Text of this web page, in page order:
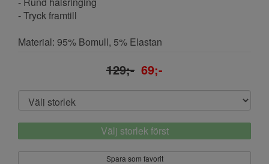
- Tryck framtill
Material: 95% Bomull, 5% Elastan
129;- 69;-
Välj storlek först
Spara som favorit